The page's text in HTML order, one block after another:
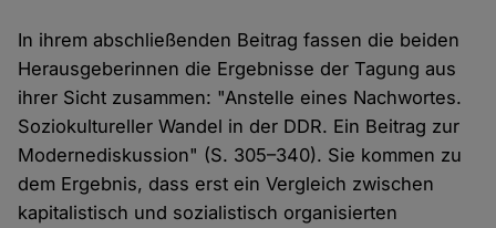
In ihrem abschließenden Beitrag fassen die beiden
Herausgeberinnen die Ergebnisse der Tagung aus
ihrer Sicht zusammen: "Anstelle eines Nachwortes.
Soziokultureller Wandel in der DDR. Ein Beitrag zur
Modernediskussion" (S. 305–340). Sie kommen zu
dem Ergebnis, dass erst ein Vergleich zwischen
kapitalistisch und sozialistisch organisierten